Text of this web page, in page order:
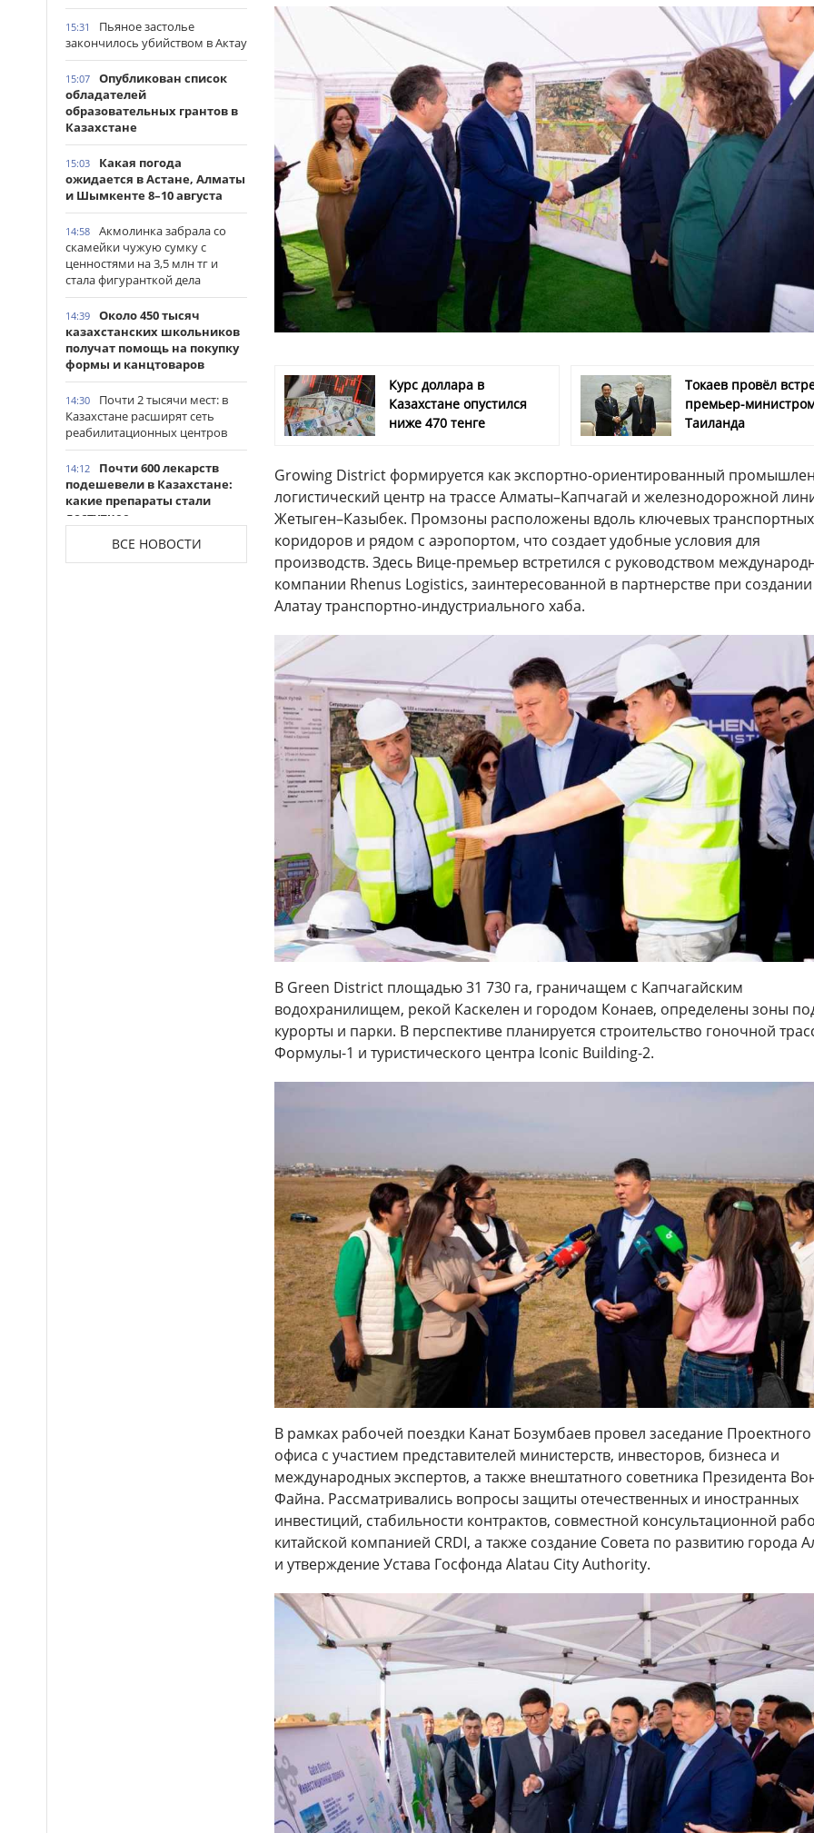
15:31
Пьяное застолье
закончилось убийством в Актау
15:07
Опубликован список
обладателей
образовательных грантов в
Казахстане
15:03
Какая погода
ожидается в Астане, Алматы
и Шымкенте 8–10 августа
14:58
Акмолинка забрала со
скамейки чужую сумку с
ценностями на 3,5 млн тг и
стала фигуранткой дела
14:39
Около 450 тысяч
казахстанских школьников
получат помощь на покупку
формы и канцтоваров
14:30
Почти 2 тысячи мест: в
Казахстане расширят сеть
реабилитационных центров
14:12
Почти 600 лекарств
подешевели в Казахстане:
какие препараты стали
доступнее
Казахстанские
таеквондисты завоевали
ВСЕ НОВОСТИ
Курс доллара в
Казахстане опустился
ниже 470 тенге
Токаев провёл
премьер-
Таиланда
Growing District формируется как экспортно-ориентированный
логистический центр на трассе Алматы–Капчагай и железнодорожной
Жетыген–Казыбек. Промзоны расположены вдоль ключевых транспортных
коридоров и рядом с аэропортом, что создает удобные условия для
производств. Здесь Вице-премьер встретился с руководством
компании Rhenus Logistics, заинтересованной в партнерстве при
Алатау транспортно-индустриального хаба.
В Green District площадью 31 730 га, граничащем с Капчагайским
водохранилищем, рекой Каскелен и городом Конаев, определены зоны
курорты и парки. В перспективе планируется строительство гоночной
Формулы-1 и туристического центра Iconic Building-2.
В рамках рабочей поездки Канат Бозумбаев провел заседание Проектного
офиса с участием представителей министерств, инвесторов, бизнеса и
международных экспертов, а также внештатного советника Президента
Файна. Рассматривались вопросы защиты отечественных и иностранных
инвестиций, стабильности контрактов, совместной консультационной
китайской компанией CRDI, а также создание Совета по развитию города
и утверждение Устава Госфонда Alatau City Authority.